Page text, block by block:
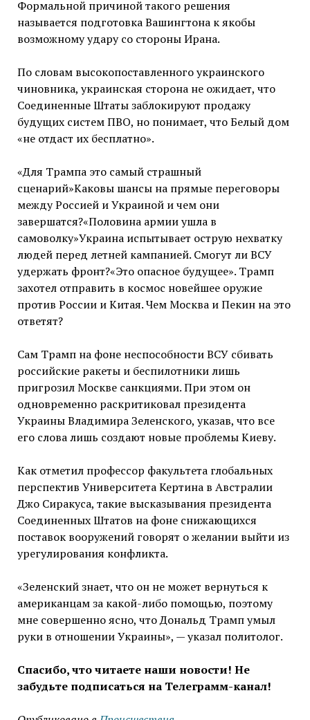
Формальной причиной такого решения
называется подготовка Вашингтона к якобы
возможному удару со стороны Ирана.
По словам высокопоставленного украинского
чиновника, украинская сторона не ожидает, что
Соединенные Штаты заблокируют продажу
будущих систем ПВО, но понимает, что Белый дом
«не отдаст их бесплатно».
«Для Трампа это самый страшный
сценарий»Каковы шансы на прямые переговоры
между Россией и Украиной и чем они
завершатся?«Половина армии ушла в
самоволку»Украина испытывает острую нехватку
людей перед летней кампанией. Смогут ли ВСУ
удержать фронт?«Это опасное будущее». Трамп
захотел отправить в космос новейшее оружие
против России и Китая. Чем Москва и Пекин на это
ответят?
Сам Трамп на фоне неспособности ВСУ сбивать
российские ракеты и беспилотники лишь
пригрозил Москве санкциями. При этом он
одновременно раскритиковал президента
Украины Владимира Зеленского, указав, что все
его слова лишь создают новые проблемы Киеву.
Как отметил профессор факультета глобальных
перспектив Университета Кертина в Австралии
Джо Сиракуса, такие высказывания президента
Соединенных Штатов на фоне снижающихся
поставок вооружений говорят о желании выйти из
урегулирования конфликта.
«Зеленский знает, что он не может вернуться к
американцам за какой-либо помощью, поэтому
мне совершенно ясно, что Дональд Трамп умыл
руки в отношении Украины», — указал политолог.
Спасибо, что читаете наши новости! Не
забудьте подписаться на Телеграмм-канал!